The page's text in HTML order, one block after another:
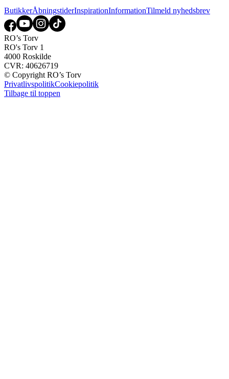
ButikkerÅbningstiderInspirationInformationTilmeld nyhedsbrev
RO’s Torv
RO's Torv 1
4000 Roskilde
CVR: 40626719
© Copyright RO’s Torv
PrivatlivspolitikCookiepolitik
Tilbage til toppen